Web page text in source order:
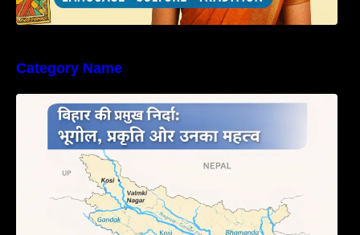
Category Name
बिहार की नदियों का विस्तृत अध्ययन | Geography of
Rivers in Bihar